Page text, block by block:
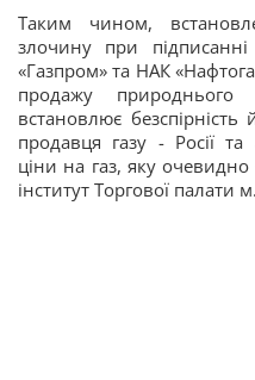
Таким чином,
злочину при
«Газпром» та НАК
продажу
встановлює
продавця газу - Росії та
ціни на газ, яку
інститут Торгової палати